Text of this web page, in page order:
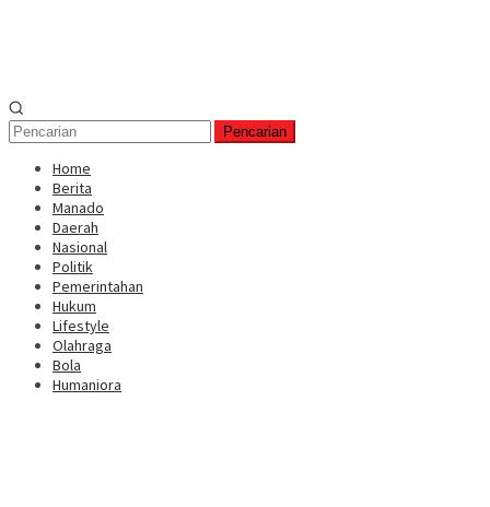
Pencarian
Home
Berita
Manado
Daerah
Nasional
Politik
Pemerintahan
Hukum
Lifestyle
Olahraga
Bola
Humaniora